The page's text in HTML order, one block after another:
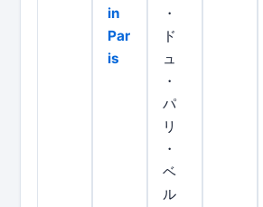
in
Par
is
・
ド
ュ
・
パ
リ
・
ベ
ル